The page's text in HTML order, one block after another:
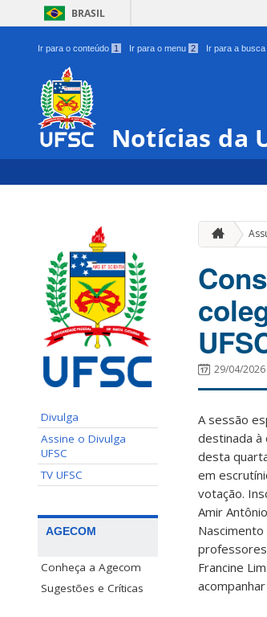
BRASIL
Ir para o conteúdo 1 Ir para o menu 2 Ir para a busca
Notícias da
Divulga
Assine o Divulga
UFSC
TV UFSC
AGECOM
Conheça a Agecom
Sugestões e Críticas
29/04/
A sessão
destinada à
desta
em
votação.
Amir
Francine